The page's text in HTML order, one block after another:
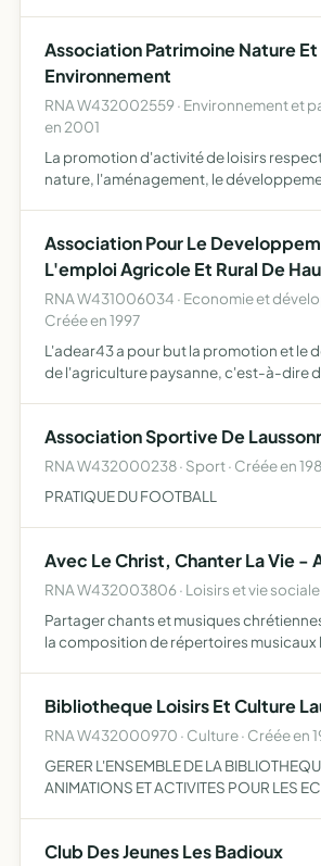
Association Patrimoine Nature Et
Environnement
RNA W432002559 · Environnement et
en 2001
La promotion d'activité de loisirs
nature, l'aménagement, le
toutes activ…
Association Pour Le
L'emploi Agricole Et Rural De
RNA W431006034 · Economie et
Créée en 1997
L'adear43 a pour but la promotion et le
de l'agriculture paysanne, c'est-à-dire
Association Sportive De
RNA W432000238 · Sport · Créée en
PRATIQUE DU FOOTBALL
Avec Le Christ, Chanter La Vie -
RNA W432003806 · Loisirs et vie sociale
Partager chants et musiques
la composition de répertoires
Bibliotheque Loisirs Et Culture
RNA W432000970 · Culture · Créée en
GERER L'ENSEMBLE DE LA
ANIMATIONS ET ACTIVITES POUR LES
Club Des Jeunes Les Badioux